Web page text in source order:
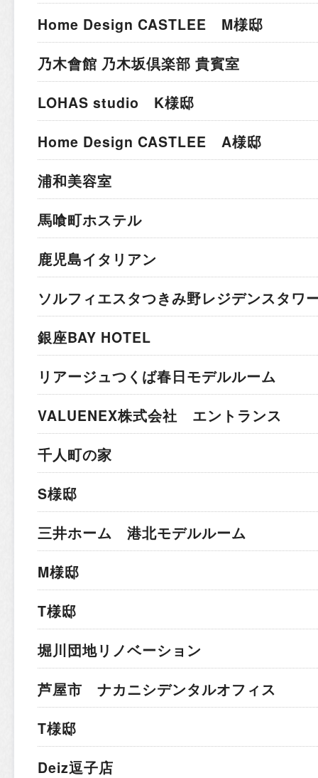
Home Design CASTLEE M様邸
乃木會館 乃木坂倶楽部 貴賓室
LOHAS studio K様邸
Home Design CASTLEE A様邸
浦和美容室
馬喰町ホステル
鹿児島イタリアン
ソルフィエスタつきみ野レジデンスタワ
銀座BAY HOTEL
リアージュつくば春日モデルルーム
VALUENEX株式会社 エントランス
千人町の家
S様邸
三井ホーム 港北モデルルーム
M様邸
T様邸
堀川団地リノベーション
芦屋市 ナカニシデンタルオフィス
T様邸
Deiz逗子店